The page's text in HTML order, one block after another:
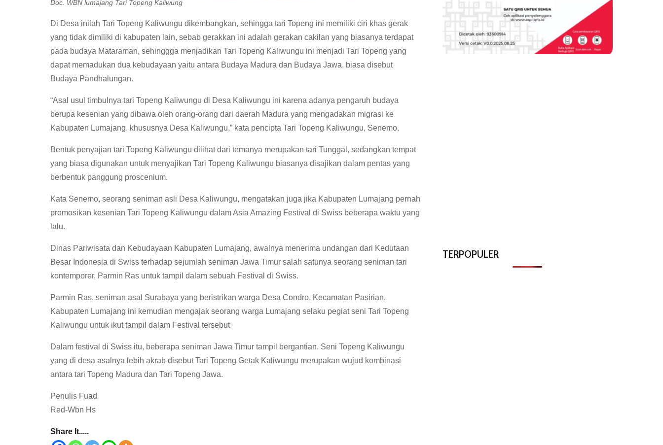
Doc. WBN lumajang Tari Topeng Kaliwung
Di Desa inilah Tari Topeng Kaliwungu dikembangkan, sehingga tari Topeng ini memiliki ciri khas gerak
yang tidak dimiliki di kabupaten lain, sebab gerakkan ini adalah gerakan cakilan yang biasanya terdapat
pada budaya Mataraman, sehinggga menjadikan Tari Topeng Kaliwungu ini menjadi Tari Topeng yang
dapat memadukan dua kebudayaan yaitu antara Budaya Madura dan Budaya Jawa, biasa disebut
Budaya Pandhalungan.
“Asal usul timbulnya tari Topeng Kaliwungu di Desa Kaliwungu ini karena adanya pengaruh budaya
berupa kesenian yang dibawa oleh orang-orang dari daerah Madura yang mengadakan migrasi ke
Kabupaten Lumajang, khususnya Desa Kaliwungu,” kata pencipta Tari Topeng Kaliwungu, Senemo.
Bentuk penyajian tari Topeng Kaliwungu dilihat dari temanya merupakan tari Tunggal, sedangkan tempat
yang biasa digunakan untuk menyajikan Tari Topeng Kaliwungu biasanya disajikan dalam pentas yang
berbentuk panggung proscenium.
Kata Senemo, seorang seniman asli Desa Kaliwungu, mengatakan juga jika Kabupaten Lumajang pernah
promosikan kesenian Tari Topeng Kaliwungu dalam Asia Amazing Festival di Swiss beberapa waktu yang
lalu.
Dinas Pariwisata dan Kebudayaan Kabupaten Lumajang, awalnya menerima undangan dari Kedutaan
Besar Indonesia di Swiss terhadap sejumlah seniman Jawa Timur salah satunya seorang seniman tari
kontemporer, Parmin Ras untuk tampil dalam sebuah Festival di Swiss.
Parmin Ras, seniman asal Surabaya yang beristrikan warga Desa Condro, Kecamatan Pasirian,
Kabupaten Lumajang ini kemudian mengajak seorang warga Lumajang selaku pegiat seni Tari Topeng
Kaliwungu untuk ikut tampil dalam Festival tersebut
Dalam festival di Swiss itu, beberapa seniman Jawa Timur tampil bergantian. Seni Topeng Kaliwungu
yang di desa asalnya lebih akrab disebut Tari Topeng Getak Kaliwungu merupakan wujud kombinasi
antara tari Topeng Madura dan Tari Topeng Jawa.
Penulis Fuad
Red-Wbn Hs
Share It.....
TERPOPULER